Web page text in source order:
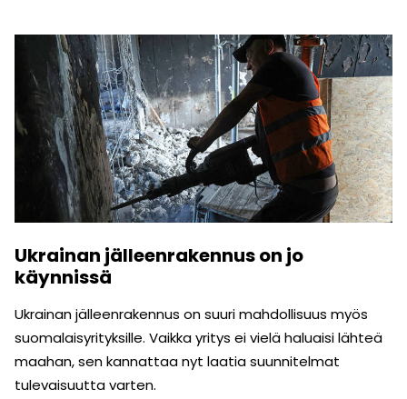
Ukrainan jälleenrakennus on jo
käynnissä
Ukrainan jälleenrakennus on suuri mahdollisuus myös
suomalaisyrityksille. Vaikka yritys ei vielä haluaisi lähteä
maahan, sen kannattaa nyt laatia suunnitelmat
tulevaisuutta varten.